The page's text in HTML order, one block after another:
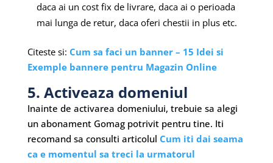
daca ai un cost fix de livrare, daca ai o perioada
mai lunga de retur, daca oferi chestii in plus etc.
Citeste si: Cum sa faci un banner – 15 Idei si
Exemple bannere pentru Magazin Online
5. Activeaza domeniul
Inainte de activarea domeniului, trebuie sa alegi
un abonament Gomag potrivit pentru tine. Iti
recomand sa consulti articolul Cum iti dai seama
ca e momentul sa treci la urmatorul